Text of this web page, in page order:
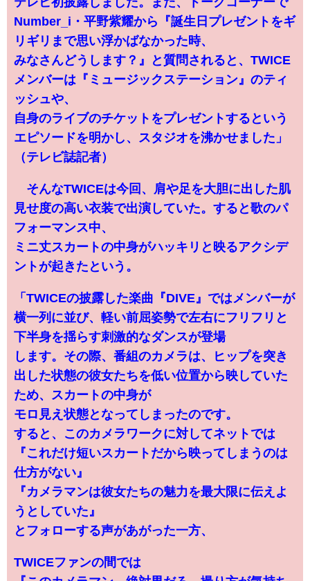
Number_i・平野紫耀から『誕生日プレゼントをギ
リギリまで思い浮かばなかった時、
みなさんどうします？』と質問されると、TWICE
メンバーは『ミュージックステーション』のティ
ッシュや、
自身のライブのチケットをプレゼントするという
エピソードを明かし、スタジオを沸かせました」
（テレビ誌記者）
そんなTWICEは今回、肩や足を大胆に出した肌
見せ度の高い衣装で出演していた。すると歌のパ
フォーマンス中、
ミニ丈スカートの中身がハッキリと映るアクシデ
ントが起きたという。
「TWICEの披露した楽曲『DIVE』ではメンバーが
横一列に並び、軽い前屈姿勢で左右にフリフリと
下半身を揺らす刺激的なダンスが登場
します。その際、番組のカメラは、ヒップを突き
出した状態の彼女たちを低い位置から映していた
ため、スカートの中身が
モロ見え状態となってしまったのです。
すると、このカメラワークに対してネットでは
『これだけ短いスカートだから映ってしまうのは
仕方がない』
『カメラマンは彼女たちの魅力を最大限に伝えよ
うとしていた』
とフォローする声があがった一方、
TWICEファンの間では